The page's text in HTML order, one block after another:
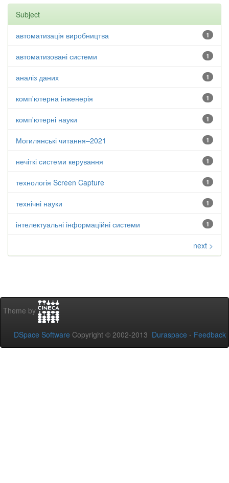
Subject
1
автоматизація виробництва
1
автоматизовані системи
1
аналіз даних
1
комп'ютерна інженерія
1
комп'ютерні науки
1
Могилянські читання–2021
1
нечіткі системи керування
1
технологія Screen Capture
1
технічні науки
1
інтелектуальні інформаційні системи
next >
Theme by
DSpace Software Copyright © 2002-2013 Duraspace - Feedback